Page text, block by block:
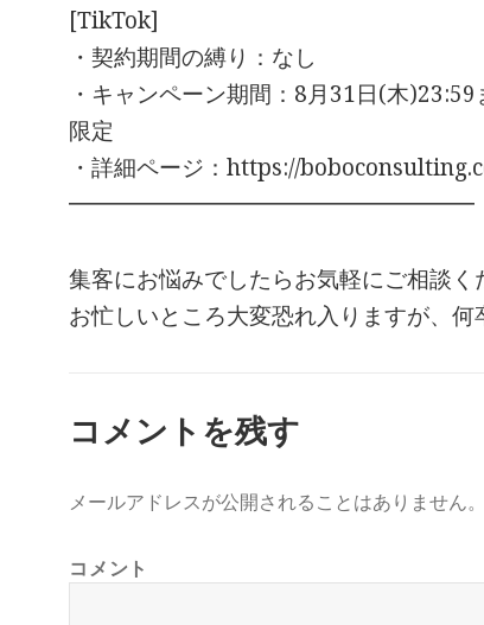
[TikTok]
・契約期間の縛り：なし
・キャンペーン期間：8月31日(木
限定
・詳細ページ：https://
━━━━━━━━━━━━━━━━━━
集客にお悩みでしたらお気軽にご相談く
お忙しいところ大変恐れ入りますが、何
コメントを残す
メールアドレスが公開されることはありません。
コメント